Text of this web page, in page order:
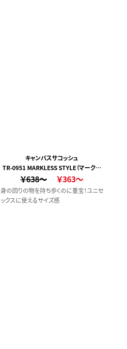
キャンバスサコッシュ
TR-0951 MARKLESS STYLE（マークレ
ススタイル）
￥638～ ￥363～
身の回りの物を持ち歩くのに重宝！ユニセ
ックスに使えるサイズ感